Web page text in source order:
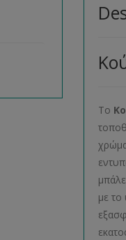
Το
με το